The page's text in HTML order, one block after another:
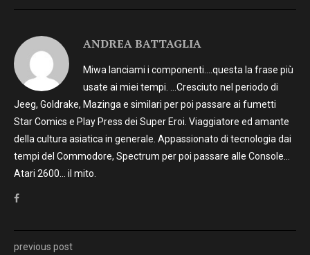
ANDREA BATTAGLIA
Miwa lanciami i componenti….questa la frase più
usate ai miei tempi. …Cresciuto nel periodo di
Jeeg, Goldrake, Mazinga e similari per poi passare ai fumetti
Star Comics e Play Press dei Super Eroi. Viaggiatore ed amante
della cultura asiatica in generale. Appassionato di tecnologia dai
tempi del Commodore, Spectrum per poi passare alle Console…
Atari 2600… il mito.
previous post